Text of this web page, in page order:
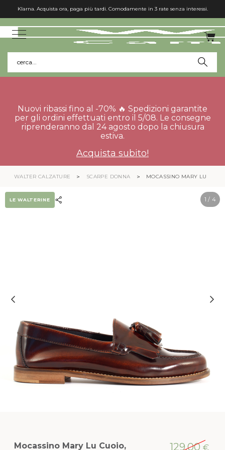
Klarna. Acquista ora, paga più tardi. Comodamente in 3 rate senza interessi.
cerca...
Nuovi ribassi fino al -70% 🔥 Spedizioni garantite
per gli ordini effettuati entro il 5/08. Le consegne
riprenderanno dal 24 agosto dopo la chiusura
estiva.
Acquista subito!
WALTER CALZATURE SCARPE DONNA MOCASSINO MARY LU
1 / 4
LE WALTERINE
Mocassino Mary Lu Cuoio,
129,00 €